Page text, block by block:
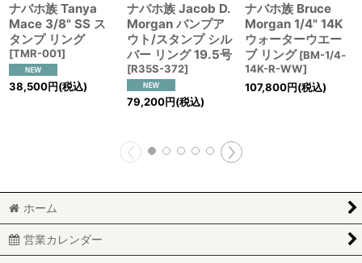
ナバホ族 Tanya
Mace 3/8" SS ス
タンプ リング
[TMR-001]
38,500円(税込)
ナバホ族 Jacob D.
Morgan バンプア
ウト/スタンプ シル
バー リング 19.5号
[R35S-372]
79,200円(税込)
ナバホ族 Bruce
Morgan 1/4" 14K
ウォーターウエー
ブ リング [BM-1/4‐
14K-R-WW]
107,800円(税込)
ホーム
営業カレンダー